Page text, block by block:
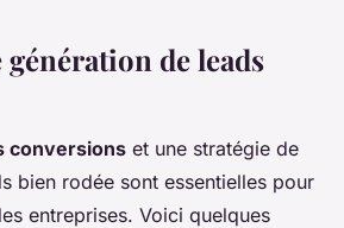
génération de leads
conversions et une stratégie de
bien rodée sont essentielles pour
entreprises. Voici quelques